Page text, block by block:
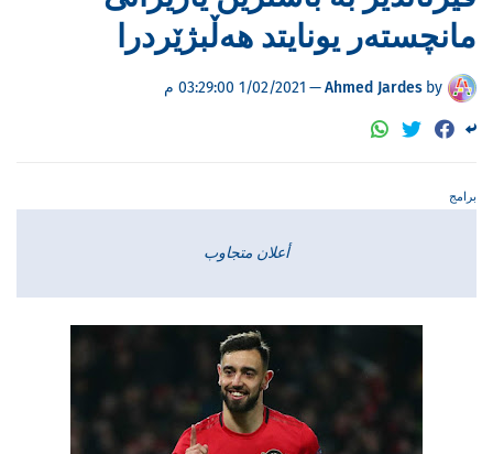
مانچستەر یونایتد هەڵبژێردرا
by
Ahmed Jardes
— 1/02/2021 03:29:00 م
برامج
أعلان متجاوب